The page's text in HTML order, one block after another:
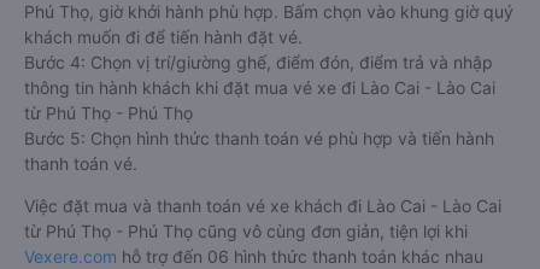
Phú Thọ, giờ khởi hành phù hợp. Bấm chọn vào khung giờ quý
khách muốn đi để tiến hành đặt vé.
Bước 4: Chọn vị trí/giường ghế, điểm đón, điểm trả và nhập
thông tin hành khách khi đặt mua vé xe đi Lào Cai - Lào Cai
từ Phú Thọ - Phú Thọ
Bước 5: Chọn hình thức thanh toán vé phù hợp và tiến hành
thanh toán vé.
Việc đặt mua và thanh toán vé xe khách đi Lào Cai - Lào Cai
từ Phú Thọ - Phú Thọ cũng vô cùng đơn giản, tiện lợi khi
Vexere.com hỗ trợ đến 06 hình thức thanh toán khác nhau